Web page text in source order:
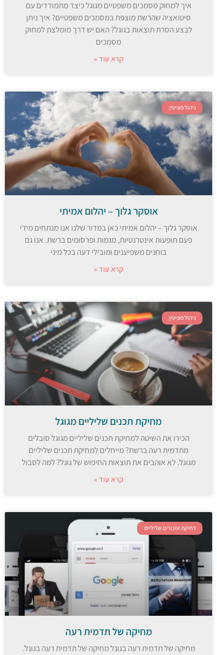
איך למחוק מסמכים משפטיים מגוגל כיצד מתמודדים עם
סיטואציה שהרשת מוצפת במסמכים משפטיים? איך ניתן
לבצע הסרת תוצאות בגוגל? האם יש דרך מומלצת למחוק
מסמכים
קרא עוד »
ניהול מוניטין
אוסקר גלוך – יהלום אמיתי
אוסקר גלוך – יהלום אמיתי כאן במדור שלנו אנו מנתחים מידי
פעם תופעות אינטרנטיות, מגמות ופרסומים ברשת. אנו גם
בוחנים משפיענים ומובילי דעה בכל מיני
קרא עוד »
ניהול מוניטין
מחיקת תכנים שליליים מגוגל
הכירו את השיטה למחיקת תכנים שליליים מגוגל סובלים
מתדמית רעה ברשת? מייחלים למחיקת תכנים שליליים
מגוגל. לא אוהבים את תוצאות החיפוש של גוגל? למה לסבול
קרא עוד »
דחיקת אזכורים שליליים
מחיקה של תדמית רעה
מחיקה של תדמית רעה בגוגל מחיקה של תדמית רעה בגוגל.